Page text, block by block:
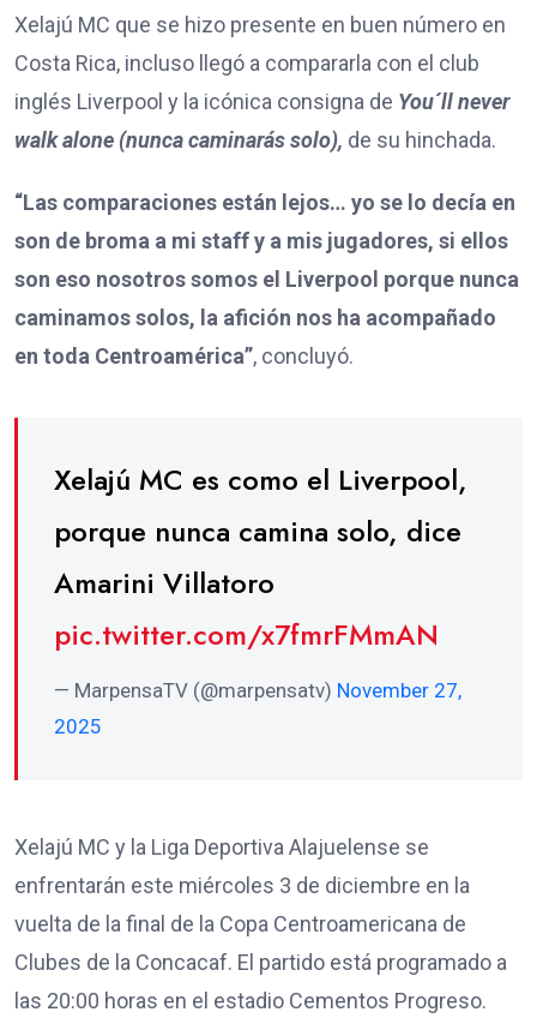
Xelajú MC que se hizo presente en buen número en
Costa Rica, incluso llegó a compararla con el club
inglés Liverpool y la icónica consigna de You´ll never
walk alone (nunca caminarás solo), de su hinchada.
“Las comparaciones están lejos… yo se lo decía en
son de broma a mi staff y a mis jugadores, si ellos
son eso nosotros somos el Liverpool porque nunca
caminamos solos, la afición nos ha acompañado
en toda Centroamérica”, concluyó.
Xelajú MC es como el Liverpool,
porque nunca camina solo, dice
Amarini Villatoro
pic.twitter.com/x7fmrFMmAN
— MarpensaTV (@marpensatv) November 27,
2025
Xelajú MC y la Liga Deportiva Alajuelense se
enfrentarán este miércoles 3 de diciembre en la
vuelta de la final de la Copa Centroamericana de
Clubes de la Concacaf. El partido está programado a
las 20:00 horas en el estadio Cementos Progreso.